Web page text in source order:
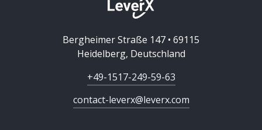
Bergheimer Straße 147 • 69115
Heidelberg, Deutschland
+49-1517-249-59-63
contact-leverx@leverx.com